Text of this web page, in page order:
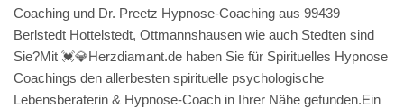
Coaching und Dr. Preetz Hypnose-Coaching aus 99439
Berlstedt Hottelstedt, Ottmannshausen wie auch Stedten sind
Sie?Mit 💓️💎Herzdiamant.de haben Sie für Spirituelles Hypnose
Coachings den allerbesten spirituelle psychologische
Lebensberaterin & Hypnose-Coach in Ihrer Nähe gefunden.Ein